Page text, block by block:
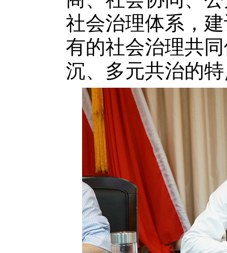
社会治理体系，
有的社会治理共
沉、多元共治的